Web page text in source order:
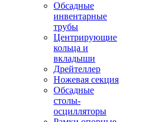
Обсадные
инвентарные
трубы
Центрирующие
кольца и
вкладыши
Дрейтеллер
Ножевая секция
Обсадные
столы-
осцилляторы